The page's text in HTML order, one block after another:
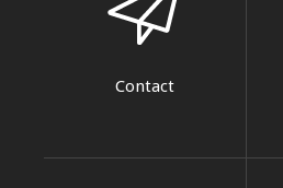
Contact